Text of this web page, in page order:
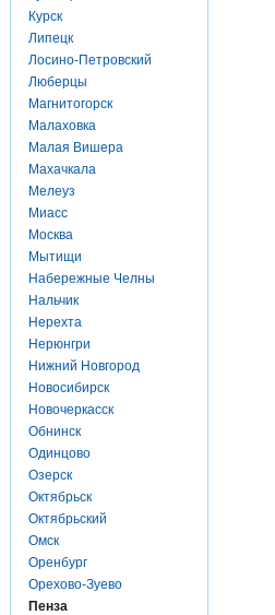
Курск
Липецк
Лосино-Петровский
Люберцы
Магнитогорск
Малаховка
Малая Вишера
Махачкала
Мелеуз
Миасс
Москва
Мытищи
Набережные Челны
Нальчик
Нерехта
Нерюнгри
Нижний Новгород
Новосибирск
Новочеркасск
Обнинск
Одинцово
Озерск
Октябрьск
Октябрьский
Омск
Оренбург
Орехово-Зуево
Пенза